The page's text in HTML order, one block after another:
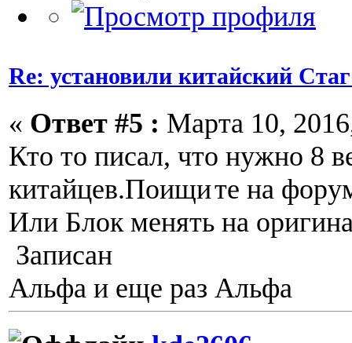
Re: установили китайский
« Ответ #5 : Марта 10,
Кто то писал, что нужно 8
китайцев.Поищите на
Или Блок менять на
Записан
Альфа и еще раз Альфа